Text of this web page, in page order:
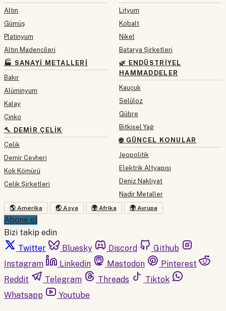
Altın
Gümüş
Platinyum
Altın Madencileri
🏭 SANAYI METALLERI
Bakır
Alüminyum
Kalay
Çinko
🔨 DEMIR ÇELIK
Çelik
Demir Cevheri
Kok Kömürü
Çelik Şirketleri
Lityum
Kobalt
Nikel
Batarya Şirketleri
🌿 ENDÜSTRIYEL
HAMMADDELER
Kauçuk
Selüloz
Gübre
Bitkisel Yağ
🌐 GÜNCEL KONULAR
Jeopolitik
Elektrik Altyapısı
Deniz Nakliyat
Nadir Metaller
🌎 Amerika 🌏 Asya 🌍 Afrika 🌍 Avrupa
Abone ol
Bizi takip edin
Twitter
Bluesky Discord
Github
Instagram
Linkedin Mastodon
Pinterest
Reddit
Telegram Threads
Tiktok
Whatsapp
Youtube